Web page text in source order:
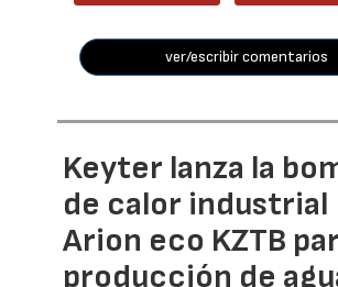
ver/escribir comentarios
Keyter lanza la
de calor industrial
Arion eco KZTB
producción de